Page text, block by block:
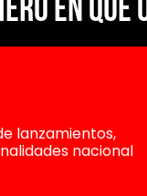
en Que
lanzamientos,
nacional